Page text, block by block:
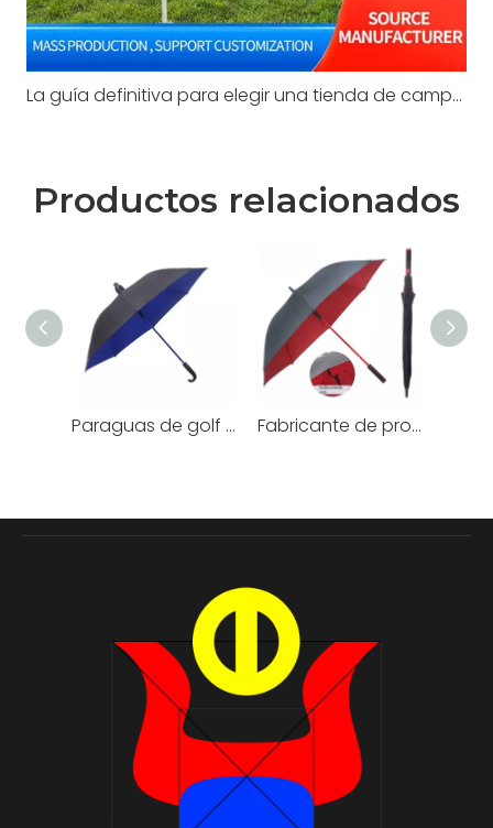
La guía definitiva para elegir una tienda de campaña para exteriores de alto rendimiento para cualquier ocasión
Productos relacionados
Paraguas de golf grandes y rectos automáticos Pongee baratos de color con logotipo personalizado a prueba de viento de marca promocional parapluie para exteriores Fabricante de proveedores, venta al por mayor, logotipo grande a prueba de viento de 27 pulgadas, gran sombrilla de playa de golf personalizada de marca promocional de lujo